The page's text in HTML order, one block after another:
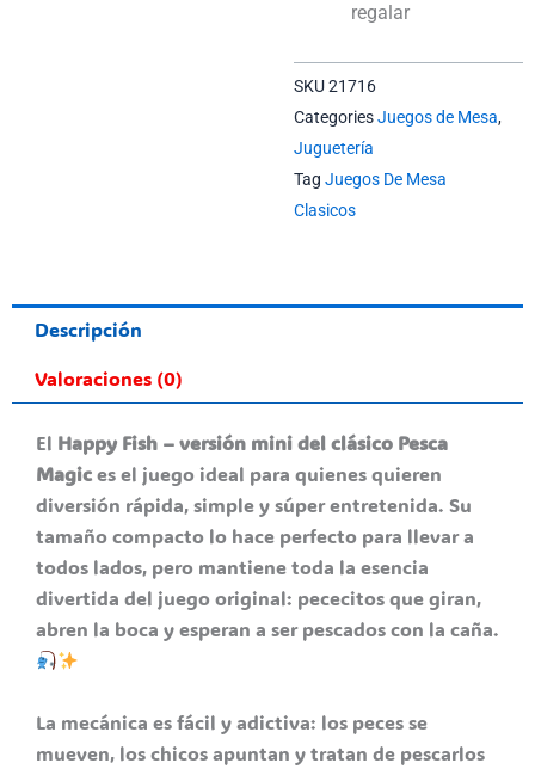
regalar
SKU21716
CategoriesJuegos de Mesa,
Juguetería
Tag Juegos De Mesa
Clasicos
Descripción
Valoraciones (0)
El Happy Fish – versión mini del clásico Pesca
Magices el juego ideal para quienes quieren
diversión rápida, simple y súper entretenida. Su
tamaño compacto lo hace perfecto para llevar a
todos lados, pero mantiene toda la esencia
divertida del juego original: pececitos que giran,
abren la boca y esperan a ser pescados con la caña.
La mecánica es fácil y adictiva: los peces se
mueven, los chicos apuntan y tratan de pescarlos